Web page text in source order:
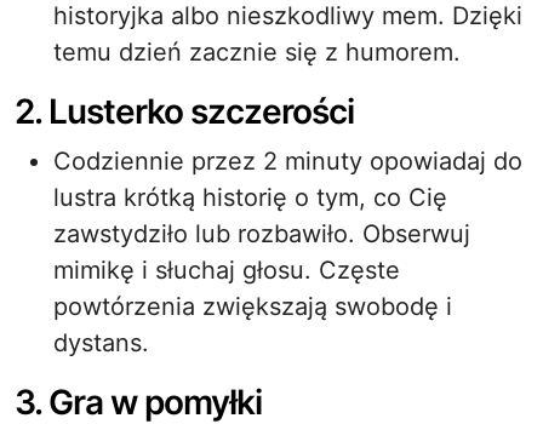
historyjka albo nieszkodliwy mem. Dzięki
temu dzień zacznie się z humorem.
2. Lusterko szczerości
Codziennie przez 2 minuty opowiadaj do
lustra krótką historię o tym, co Cię
zawstydziło lub rozbawiło. Obserwuj
mimikę i słuchaj głosu. Częste
powtórzenia zwiększają swobodę i
dystans.
3. Gra w pomyłki